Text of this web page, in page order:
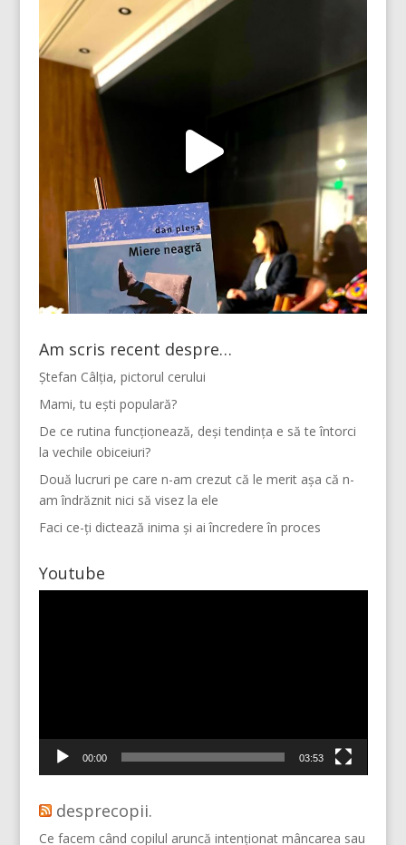
Am scris recent despre…
Ștefan Câlția, pictorul cerului
Mami, tu ești populară?
De ce rutina funcționează, deși tendința e să te întorci
la vechile obiceiuri?
Două lucruri pe care n-am crezut că le merit așa că n-
am îndrăznit nici să visez la ele
Faci ce-ți dictează inima și ai încredere în proces
Youtube
00:00 03:53
desprecopii.
Ce facem când copilul aruncă intenționat mâncarea sau